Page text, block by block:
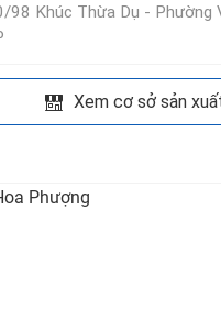
98 Khúc Thừa Dụ - Phường
Xem cơ sở sản
Phượng